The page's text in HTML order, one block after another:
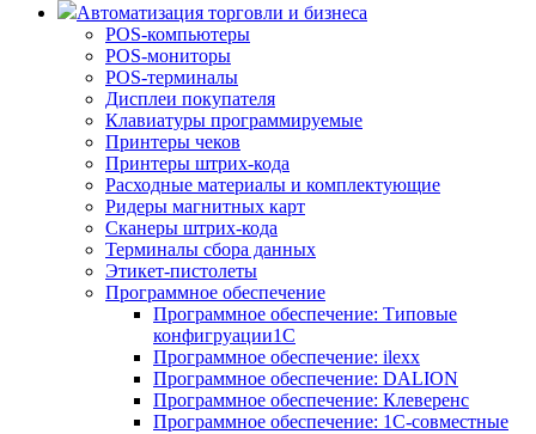
Автоматизация торговли и бизнеса
POS-компьютеры
POS-мониторы
POS-терминалы
Дисплеи покупателя
Клавиатуры программируемые
Принтеры чеков
Принтеры штрих-кода
Расходные материалы и комплектующие
Ридеры магнитных карт
Сканеры штрих-кода
Терминалы сбора данных
Этикет-пистолеты
Программное обеспечение
Программное обеспечение: Типовые
конфигруации1С
Программное обеспечение: ilexx
Программное обеспечение: DALION
Программное обеспечение: Клеверенс
Программное обеспечение: 1С-совместные